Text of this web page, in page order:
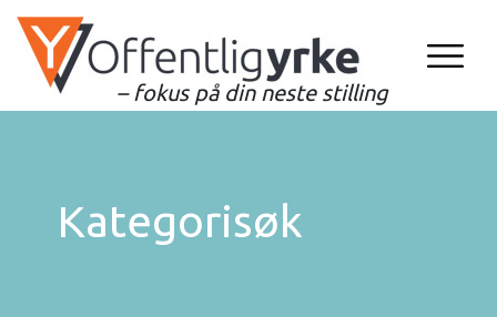
– fokus på din neste stilling
Kategorisøk